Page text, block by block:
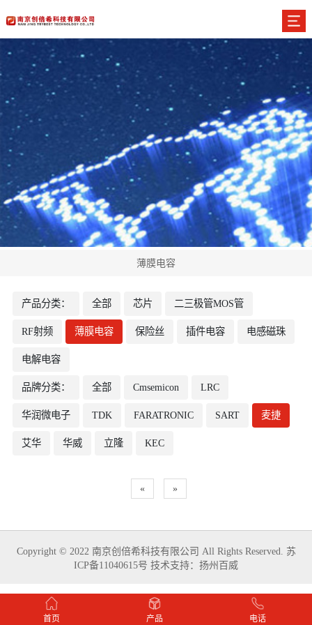
薄膜电容
产品分类： 全部 芯片 二三极管MOS管
RF射频 薄膜电容 保险丝 插件电容 电感磁珠
电解电容
品牌分类： 全部 Cmsemicon LRC
华润微电子 TDK FARATRONIC SART 麦捷
艾华 华威 立隆 KEC
« »
Copyright © 2022 南京创倍希科技有限公司 All Rights Reserved. 苏
ICP备11040615号 技术支持： 扬州百威
首页 产品 电话